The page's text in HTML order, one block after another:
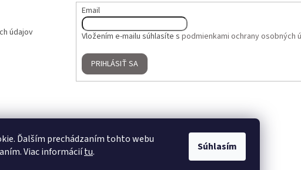
Ďalším prechádzaním tohto webu
Viac informáciítu. Súhlasím
údajov
Email
Vložením e-mailu súhlasíte s podmienkami ochrany osobných
PRIHLÁSIŤ SA